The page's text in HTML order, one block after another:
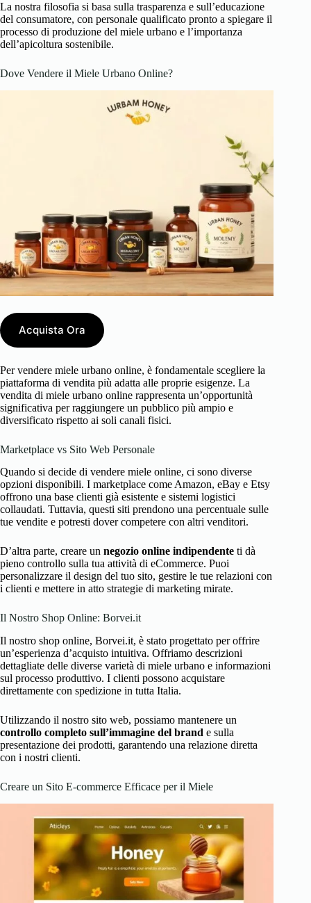
La nostra filosofia si basa sulla trasparenza e sull’educazione
del consumatore, con personale qualificato pronto a spiegare il
processo di produzione del miele urbano e l’importanza
dell’apicoltura sostenibile.
Dove Vendere il Miele Urbano Online?
Acquista Ora
Per vendere miele urbano online, è fondamentale scegliere la
piattaforma di vendita più adatta alle proprie esigenze. La
vendita di miele urbano online rappresenta un’opportunità
significativa per raggiungere un pubblico più ampio e
diversificato rispetto ai soli canali fisici.
Marketplace vs Sito Web Personale
Quando si decide di vendere miele online, ci sono diverse
opzioni disponibili. I marketplace come Amazon, eBay e Etsy
offrono una base clienti già esistente e sistemi logistici
collaudati. Tuttavia, questi siti prendono una percentuale sulle
tue vendite e potresti dover competere con altri venditori.
D’altra parte, creare un negozio online indipendente ti dà
pieno controllo sulla tua attività di eCommerce. Puoi
personalizzare il design del tuo sito, gestire le tue relazioni con
i clienti e mettere in atto strategie di marketing mirate.
Il Nostro Shop Online: Borvei.it
Il nostro shop online, Borvei.it, è stato progettato per offrire
un’esperienza d’acquisto intuitiva. Offriamo descrizioni
dettagliate delle diverse varietà di miele urbano e informazioni
sul processo produttivo. I clienti possono acquistare
direttamente con spedizione in tutta Italia.
Utilizzando il nostro sito web, possiamo mantenere un
controllo completo sull’immagine del brand e sulla
presentazione dei prodotti, garantendo una relazione diretta
con i nostri clienti.
Creare un Sito E-commerce Efficace per il Miele